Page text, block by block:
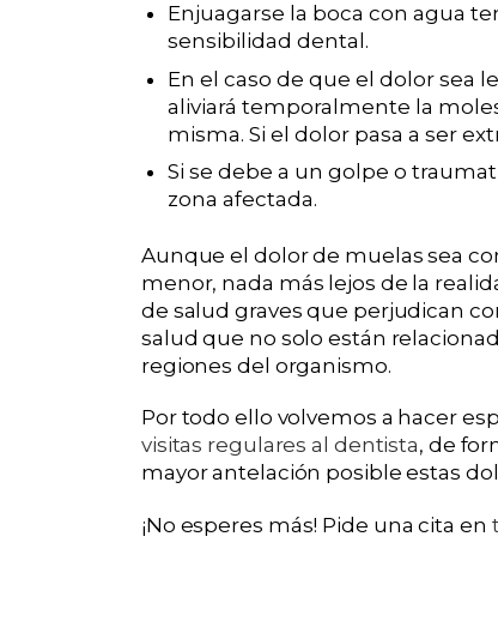
Enjuagarse la boca con agua
sensibilidad dental.
En el caso de que el dolor sea
aliviará temporalmente la
misma. Si el dolor pasa a ser
Si se debe a un golpe o
zona afectada.
Aunque el dolor de muelas sea
menor, nada más lejos de la
de salud graves que perjudican
salud que no solo están
regiones del organismo.
Por todo ello volvemos a hacer
visitas regulares al dentista, de
mayor antelación posible estas
¡No esperes más! Pide una cita en